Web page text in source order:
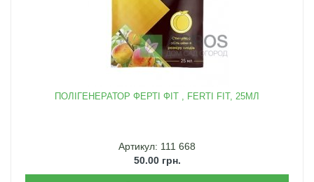
ПОЛІГЕНЕРАТОР ФЕРТІ ФІТ , FERTI FIT, 25МЛ
Артикул: 111 668
50.00 грн.